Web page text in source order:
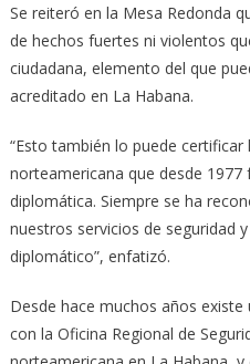
Se reiteró en la Mesa Redonda
de hechos fuertes ni violentos
ciudadana, elemento del que
acreditado en La Habana.
“Esto también lo puede
norteamericana que desde
diplomática. Siempre se ha
nuestros servicios de seguridad
diplomático”, enfatizó.
Desde hace muchos años
con la Oficina Regional de